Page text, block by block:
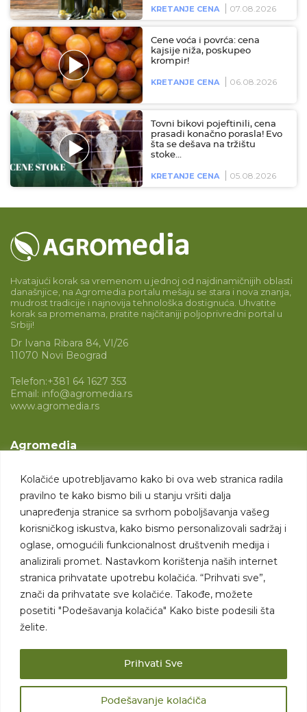
Kolačiće upotrebljavamo kako bi ova web stranica radila
pravilno te kako bismo bili u stanju vršiti dalja
unapređenja stranice sa svrhom poboljšavanja vašeg
korisničkog iskustva, kako bismo personalizovali sadržaj i
oglase, omogućili funkcionalnost društvenih medija i
analizirali promet. Nastavkom korištenja naših internet
stranica prihvatate upotrebu kolačića. “Prihvati sve”,
znači da prihvatate sve kolačiće. Takođe, možete
posetiti "Podešavanja kolačića" Kako biste podesili šta
želite.
Podešavanje kolaćiča
Prihvati Sve
KRETANJE CENA 07.08.2026
Cene voća i povrća: cena
kajsije niža, poskupeo
krompir!
KRETANJE CENA 06.08.2026
Tovni bikovi pojeftinili, cena
prasadi konačno porasla! Evo
šta se dešava na tržištu
stoke…
KRETANJE CENA 05.08.2026
Hvatajući korak sa vremenom u jednoj od najdinamičnijih oblasti
današnjice, na Agromedia portalu mešaju se stara i nova znanja,
mudrost tradicije i najnovija tehnološka dostignuća. Uhvatite
korak sa promenama, pratite najčitaniji poljoprivredni portal u
Srbiji!
Dr Ivana Ribara 84, VI/26
11070 Novi Beograd
Telefon:+381 64 1627 353
Email: info@agromedia.rs
www.agromedia.rs
Agromedia
Svet poljoprivrede
Marketing usluge
Tražimo saradnike
Kontakt
Kontakt
Sva prava zadržana. 2007 - 2026. © Agromedia d.o.o.